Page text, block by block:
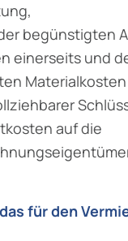
begünstigten
einerseits und
auf die
für den